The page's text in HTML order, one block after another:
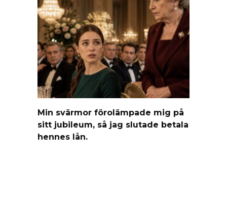
Min svärmor förolämpade mig på
sitt jubileum, så jag slutade betala
hennes lån.